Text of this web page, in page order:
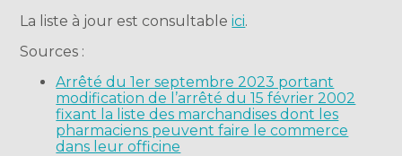
La liste à jour est consultableici.
Sources :
Arrêté du 1er septembre 2023 portant
modification de l’arrêté du 15 février 2002
fixant la liste des marchandises dont les
pharmaciens peuvent faire le commerce
dans leur officine